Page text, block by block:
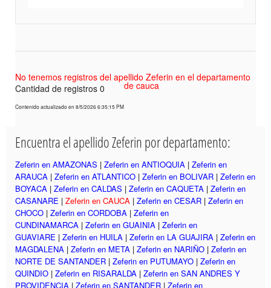
No tenemos registros del apellido Zeferin en el departamento
de cauca
Cantidad de registros 0
Contenido actualizado en 8/5/2026 6:35:15 PM
Encuentra el apellido Zeferin por departamento:
Zeferin en AMAZONAS | Zeferin en ANTIOQUIA | Zeferin en
ARAUCA | Zeferin en ATLANTICO | Zeferin en BOLIVAR | Zeferin en
BOYACA | Zeferin en CALDAS | Zeferin en CAQUETA | Zeferin en
CASANARE | Zeferin en CAUCA | Zeferin en CESAR | Zeferin en
CHOCO | Zeferin en CORDOBA | Zeferin en
CUNDINAMARCA | Zeferin en GUAINIA | Zeferin en
GUAVIARE | Zeferin en HUILA | Zeferin en LA GUAJIRA | Zeferin en
MAGDALENA | Zeferin en META | Zeferin en NARIÑO | Zeferin en
NORTE DE SANTANDER | Zeferin en PUTUMAYO | Zeferin en
QUINDIO | Zeferin en RISARALDA | Zeferin en SAN ANDRES Y
PROVIDENCIA | Zeferin en SANTANDER | Zeferin en